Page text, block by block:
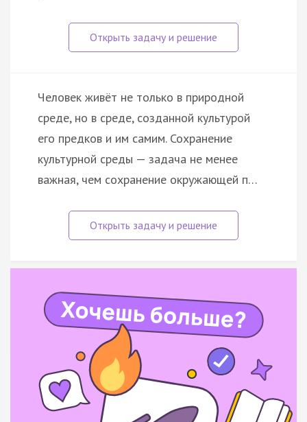
Человек живёт не только в природной
среде, но в среде, созданной культурой
его предков и им самим. Сохранение
культурной среды — задача не менее
важная, чем сохранение окружающей п…